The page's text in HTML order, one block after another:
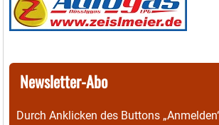
Newsletter-Abo
Durch Anklicken des Buttons